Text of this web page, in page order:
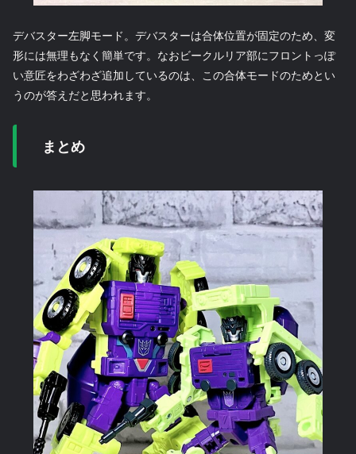
デバスター左脚モード。デバスターは合体位置が固定のため、変
形には無理もなく簡単です。なおビークルリア部にフロントっぽ
い意匠をわざわざ追加しているのは、この合体モードのためとい
うのが答えだと思われます。
まとめ